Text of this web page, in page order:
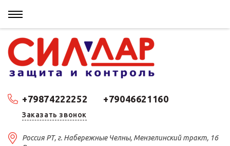
+79874222252 +79046621160
Заказать звонок
Россия РТ, г. Набережные Челны, Мензелинский тракт, 16